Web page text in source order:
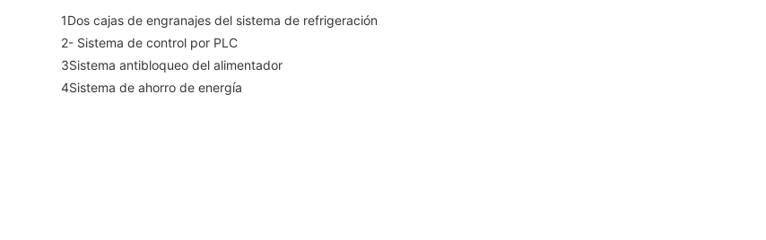
1Dos cajas de engranajes del sistema de refrigeración
2- Sistema de control por PLC
3Sistema antibloqueo del alimentador
4Sistema de ahorro de energía